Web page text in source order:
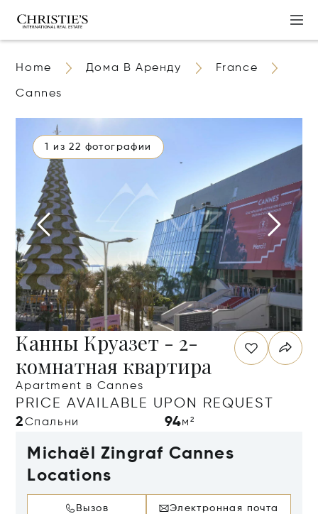
Home Дома В Аренду France
Cannes
1 из 22 фотографии
Канны Круазет - 2-
комнатная квартира
Apartment в Cannes
PRICE AVAILABLE UPON REQUEST
2Спальни 94м²
Michaël Zingraf Cannes
Locations
Вызов Электронная почта